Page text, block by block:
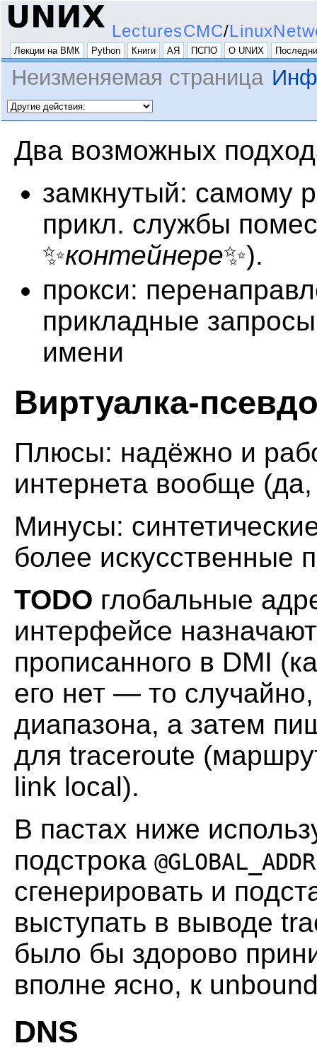
LecturesCMC/
Лекции на ВМК Python Книги АЯ ПСПО О UNИX
Неизменяемая страница
Два возможных
замкнутый: самому
прикл. службы
✨контейнере✨).
прокси:
прикладные
имени
Виртуалка-
Плюсы: надёжно и
интернета вообще
Минусы:
более
TODO глобальные
интерфейсе
прописанного в DMI
его нет — то
диапазона, а затем
для traceroute
link local).
В пастах ниже
подстрока
сгенерировать и
выступать в выводе
было бы здорово
вполне ясно, к
DNS